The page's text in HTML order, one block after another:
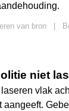
van bron
niet
vlak